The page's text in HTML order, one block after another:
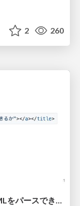
2 260
<title><a id="</title>君はこのHTMLをパースできるか"></a></title> #雑LT_study